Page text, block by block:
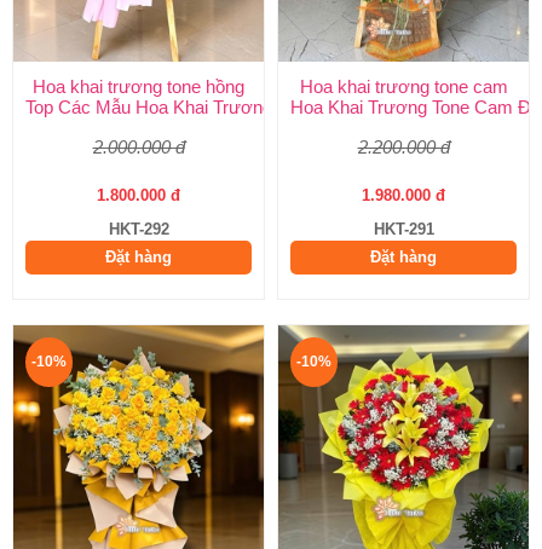
Hoa khai trương tone hồng
Top Các Mẫu Hoa Khai Trương Tone Hồng Đẹp, Sang Trọng,
2.000.000 đ
1.800.000 đ
HKT-292
Đặt hàng
Hoa khai trương tone cam
Hoa Khai Trương Tone Cam
2.200.000 đ
1.980.000 đ
HKT-291
Đặt hàng
-10% -10%